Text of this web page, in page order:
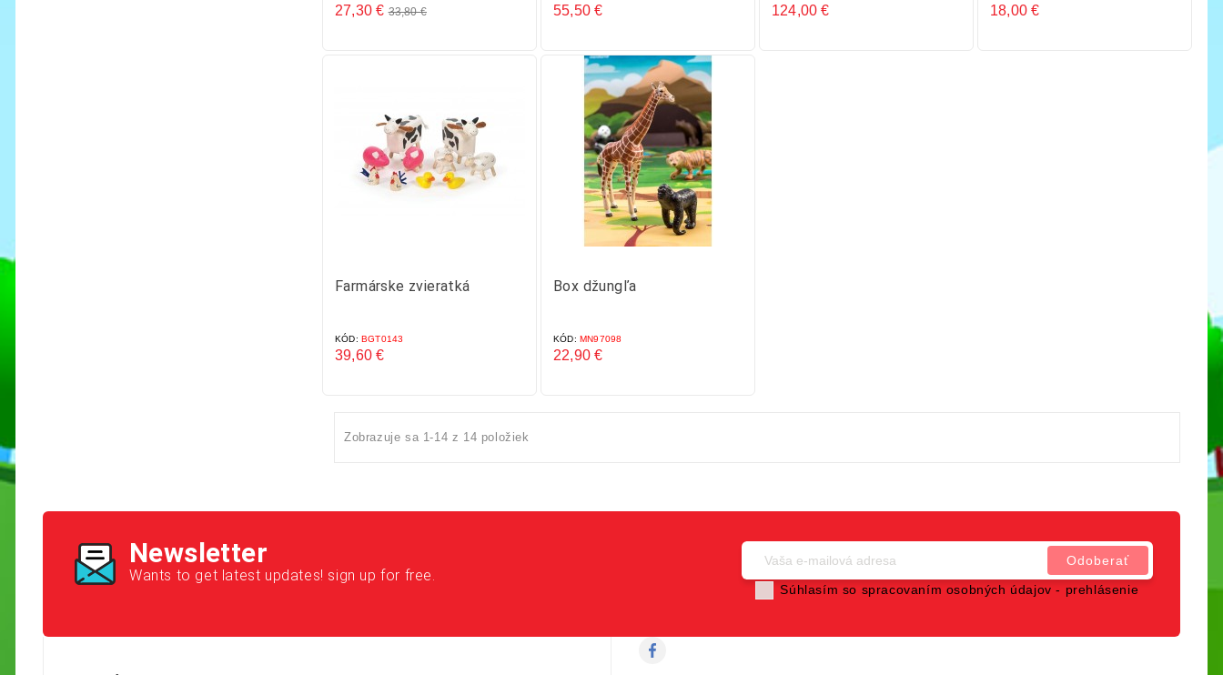
27,30 € 33,80 €
55,50 €
124,00 €
18,00 €
Farmárske zvieratká
KÓD: BGT0143
39,60 €
Box džungľa
KÓD: MN97098
22,90 €
Zobrazuje sa 1-14 z 14 položiek
Newsletter
Wants to get latest updates! sign up for free.
Súhlasím so spracovaním osobných údajov - prehlásenie